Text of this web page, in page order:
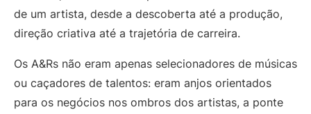
de um artista, desde a descoberta até a produção,
direção criativa até a trajetória de carreira.
Os A&Rs não eram apenas selecionadores de músicas
ou caçadores de talentos: eram anjos orientados
para os negócios nos ombros dos artistas, a ponte